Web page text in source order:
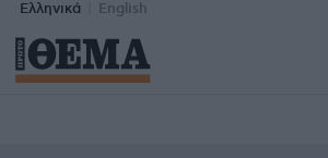
Ελληνικά English